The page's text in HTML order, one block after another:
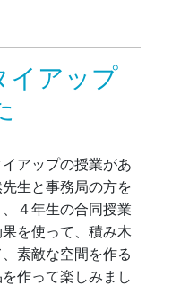
アップ
アップの授業があ
生と事務局の方を
４年生の合同授業
を使って、積み木
素敵な空間を作る
作って楽しみまし